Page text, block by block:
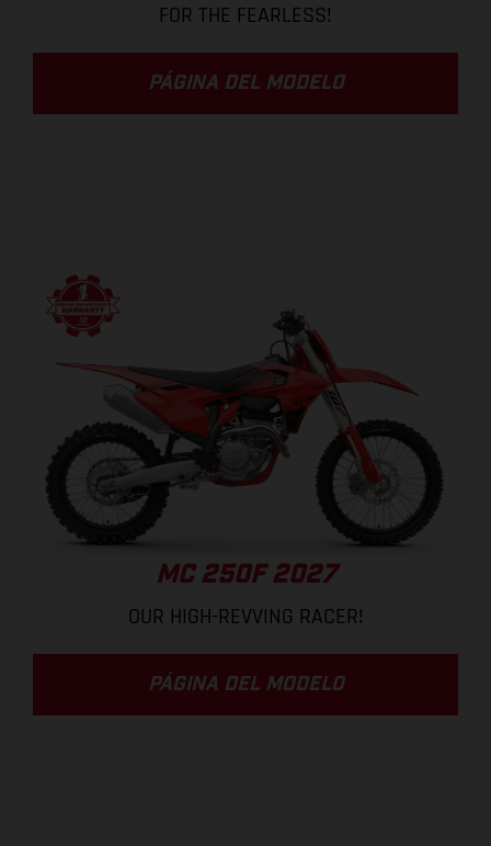
FOR THE FEARLESS!
PÁGINA DEL MODELO
MC 250F 2027
OUR HIGH-REVVING RACER!
PÁGINA DEL MODELO